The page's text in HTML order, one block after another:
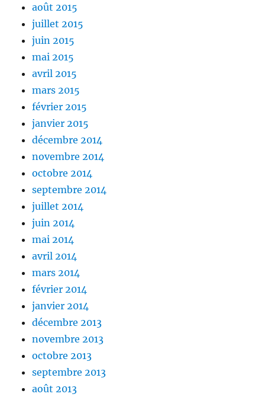
août 2015
juillet 2015
juin 2015
mai 2015
avril 2015
mars 2015
février 2015
janvier 2015
décembre 2014
novembre 2014
octobre 2014
septembre 2014
juillet 2014
juin 2014
mai 2014
avril 2014
mars 2014
février 2014
janvier 2014
décembre 2013
novembre 2013
octobre 2013
septembre 2013
août 2013